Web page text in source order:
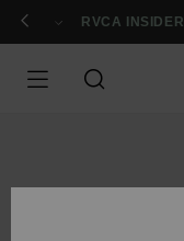
NAAR
RVCA INSIDER